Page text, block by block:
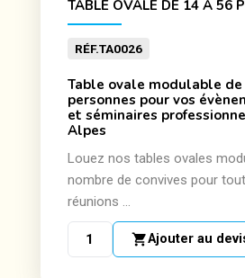
TABLE OVALE DE 14 À 56
RÉF.TA0026
Table ovale modulable de
personnes pour vos
et séminaires
Alpes
Louez nos tables ovales
nombre de convives pour
réunions ...
shopping_cartAjouter au